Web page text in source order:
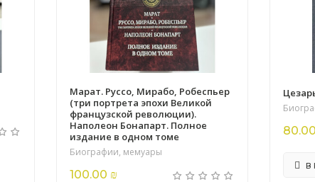
Марат. Руссо, Мирабо, Робеспьер
(три портрета эпохи Великой
французской революции).
Наполеон Бонапарт. Полное
издание в одном томе
Биографии, мемуары
100.00 ₪
В